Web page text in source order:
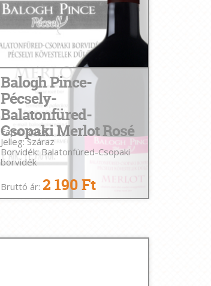
Balogh Pince-
Pécsely-
Balatonfüred-
Csopaki Merlot Rosé
Fajta: Rosé
Jelleg: Száraz
Borvidék: Balatonfüred-Csopaki
borvidék
Bruttó ár: 2 190 Ft